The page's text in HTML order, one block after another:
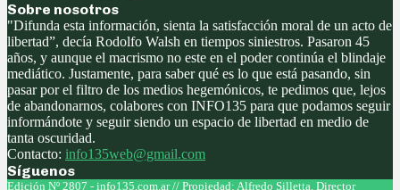
Sobre nosotros
"Difunda esta información, sienta la satisfacción moral de un acto de
libertad”, decía Rodolfo Walsh en tiempos siniestros. Pasaron 45
años, y aunque el macrismo no este en el poder continúa el blindaje
mediático. Justamente, para saber qué es lo que está pasando, sin
pasar por el filtro de los medios hegemónicos, te pedimos que, lejos
de abandonarnos, colabores con INFO135 para que podamos seguir
informándote y seguir siendo un espacio de libertad en medio de
tanta oscuridad.
Contacto: info135web@gmail.com
Síguenos
Facebook
Twitter
Instagram
Youtube
Edición Nº 2807 - info135.com.ar // Propiedad: Alfredo Silletta. Director